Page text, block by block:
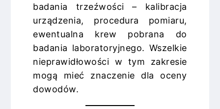
badania trzeźwości – kalibracja
urządzenia, procedura pomiaru,
ewentualna krew pobrana do
badania laboratoryjnego. Wszelkie
nieprawidłowości w tym zakresie
mogą mieć znaczenie dla oceny
dowodów.